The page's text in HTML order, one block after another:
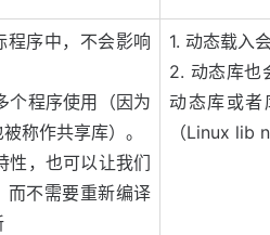
程序中，不会影响
个程序使用（因为
称作共享库）。
性，也可以让我们
而不需要重新编译
1. 动态载入
2. 动态库也
动态库或者
（Linux lib